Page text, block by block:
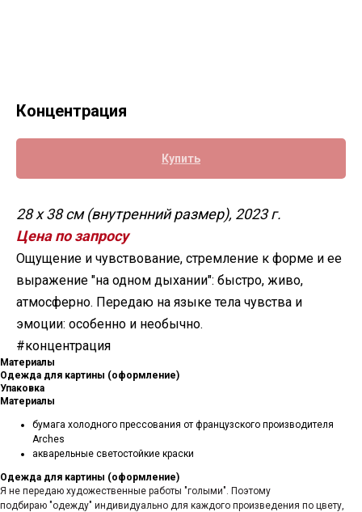
Концентрация
Купить
28 х 38 см (внутренний размер), 2023 г.
Цена по запросу
Ощущение и чувствование, стремление к форме и ее
выражение "на одном дыхании": быстро, живо,
атмосферно. Передаю на языке тела чувства и
эмоции: особенно и необычно.
#концентрация
Материалы
Одежда для картины (оформление)
Упаковка
Материалы
бумага холодного прессования от французского производителя
Arches
акварельные светостойкие краски
Одежда для картины (оформление)
Я не передаю художественные работы "голыми". Поэтому
подбираю "одежду" индивидуально для каждого произведения по цвету,